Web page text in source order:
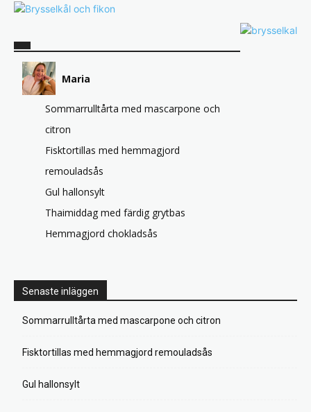
Maria
Sommarrulltårta med mascarpone och
citron
Fisktortillas med hemmagjord
remouladsås
Gul hallonsylt
Thaimiddag med färdig grytbas
Hemmagjord chokladsås
Senaste inläggen
Sommarrulltårta med mascarpone och citron
Fisktortillas med hemmagjord remouladsås
Gul hallonsylt